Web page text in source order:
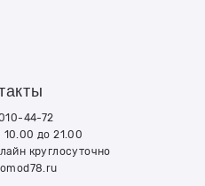
44-72
10.00 до 21.00
круглосуточно